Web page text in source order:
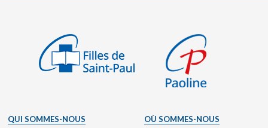
QUI SOMMES-NOUS
OÙ SOMMES-NOUS